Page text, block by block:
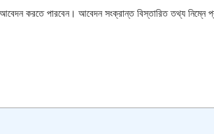
করতে পারবেন। আবেদন সংক্রান্ত বিস্তারিত তথ্য নিম্নে